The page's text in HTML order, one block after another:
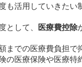
も活用していきたい
として、 医療費控除
までの医療費負担で
の医療保険や医療特